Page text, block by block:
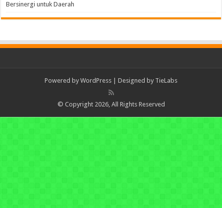
Bersinergi untuk Daerah
Powered by WordPress | Designed by TieLabs
© Copyright 2026, All Rights Reserved